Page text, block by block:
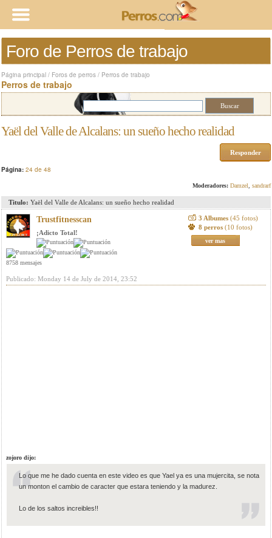
Foro de Perros de trabajo
Página principal / Foros de perros / Perros de trabajo
Perros de trabajo
Yaël del Valle de Alcalans: un sueño hecho realidad
Responder
Página: 24 de 48
Moderadores: Damzel sandrarf
Titulo: Yaël del Valle de Alcalans: un sueño hecho realidad
Trustfitnesscan
¡Adicto Total!
8758 mensajes
3 Albumes (45 fotos)
8 perros (10 fotos)
ver mas
Publicado: Monday 14 de July de 2014, 23:52
zojoro dijo:
Lo que me he dado cuenta en este video es que Yael ya es una mujercita, se nota
un monton el cambio de caracter que estara teniendo y la madurez.
Lo de los saltos increibles!!